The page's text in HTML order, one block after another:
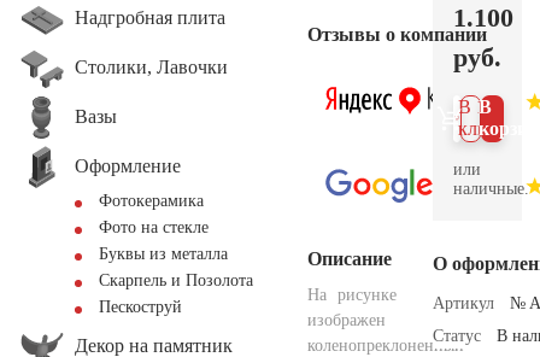
Надгробная плита
Столики, Лавочки
Вазы
Оформление
Фотокерамика
Фото на стекле
Буквы из металла
Скарпель и Позолота
Пескоструй
Декор на памятник
Отзывы о компании
Описание
На рисунке
изображен
коленопреклоненный
1.100
руб.
В
В 1
клик
или
наличные.
О
Артикул
№
Статус
В